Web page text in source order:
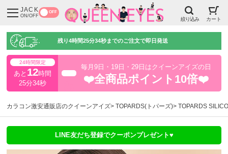
JACK
ON/OFF
OFF
絞り込み カート
残り4時間25分33秒までのご注文で即日発送
24時間限定
あと 12時間
25分33秒
毎月9日・19日・29日はクイーンアイズの日
❤️全商品ポイント10倍❤️
カラコン激安通販店のクイーンアイズ TOPARDS(トパーズ) TOPARDS
LINE友だち登録でクーポンプレゼント♥